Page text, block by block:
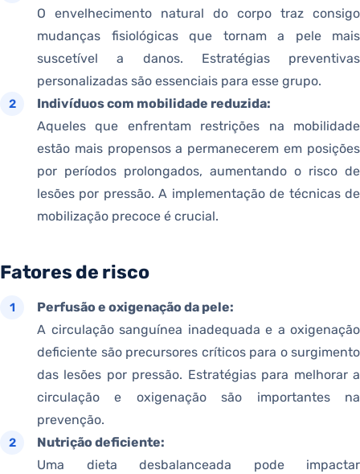
O envelhecimento natural do corpo traz consigo
mudanças fisiológicas que tornam a pele mais
suscetível a danos. Estratégias preventivas
personalizadas são essenciais para esse grupo.
Indivíduos com mobilidade reduzida:
Aqueles que enfrentam restrições na mobilidade
estão mais propensos a permanecerem em posições
por períodos prolongados, aumentando o risco de
lesões por pressão. A implementação de técnicas de
mobilização precoce é crucial.
Fatores de risco
Perfusão e oxigenação da pele:
A circulação sanguínea inadequada e a oxigenação
deficiente são precursores críticos para o surgimento
das lesões por pressão. Estratégias para melhorar a
circulação e oxigenação são importantes na
prevenção.
Nutrição deficiente:
Uma dieta desbalanceada pode impactar